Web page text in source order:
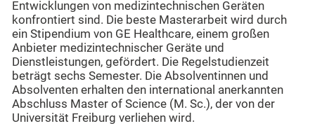
Entwicklungen von medizintechnischen Geräten
konfrontiert sind. Die beste Masterarbeit wird durch
ein Stipendium von GE Healthcare, einem großen
Anbieter medizintechnischer Geräte und
Dienstleistungen, gefördert. Die Regelstudienzeit
beträgt sechs Semester. Die Absolventinnen und
Absolventen erhalten den international anerkannten
Abschluss Master of Science (M. Sc.), der von der
Universität Freiburg verliehen wird.